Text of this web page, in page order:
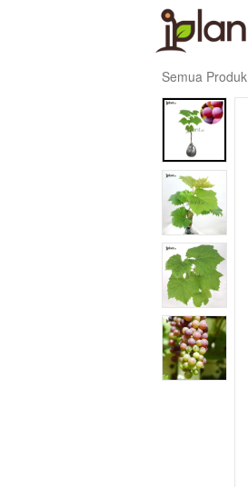
Semua Produk